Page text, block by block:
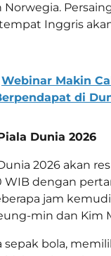
Norwegia.
Inggris
Webinar Makin
di
Dunia 2026
2026 akan
WIB dengan
jam
min dan Kim
sepak bola,